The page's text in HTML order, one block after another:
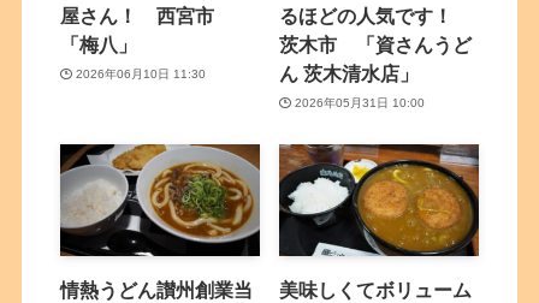
屋さん！ 西宮市
「梅八」
2026年06月10日 11:30
るほどの人気です！
茨木市 「資さんうど
ん 茨木清水店」
2026年05月31日 10:00
情熱うどん讃州創業当
美味しくてボリューム